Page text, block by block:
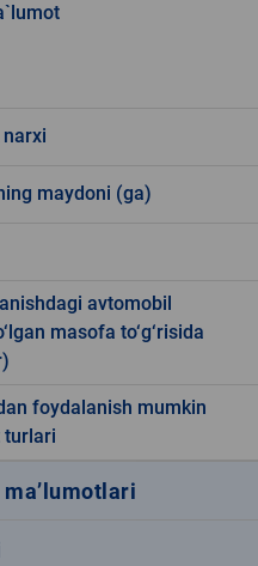
maydoni (ga)
avtomobil
masofa to‘g‘risida
foydalanish mumkin
turlari